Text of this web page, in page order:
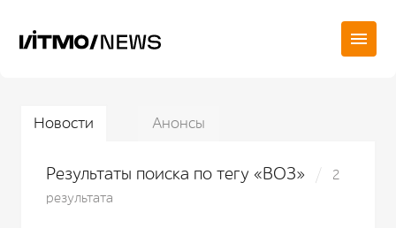
Новости Анонсы
Результаты поиска по тегу «ВОЗ»
2
результата